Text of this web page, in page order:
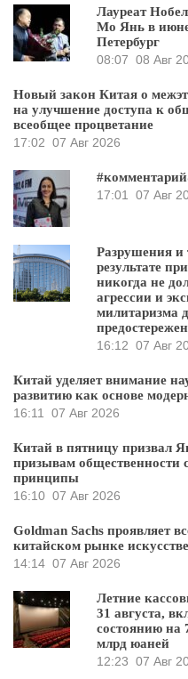
Лауреат
Мо Янь в
Петербург
08:07 08 Авг
Новый закон Китая о
на улучшение доступа к
всеобщее процветание
17:02 07 Авг 2026
17:01
07 Авг
Разрушения и
результате
никогда не
агрессии и
милитаризма
16:12 07 Авг
Китай уделяет внимание
развитию как основе
16:11
07 Авг 2026
Китай в пятницу призвал
призывам общественности
принципы
16:10 07 Авг 2026
Goldman Sachs проявляет
китайском рынке
14:14 07 Авг 2026
Летние
31 августа,
состоянию на
млрд юаней
12:23 07 Авг